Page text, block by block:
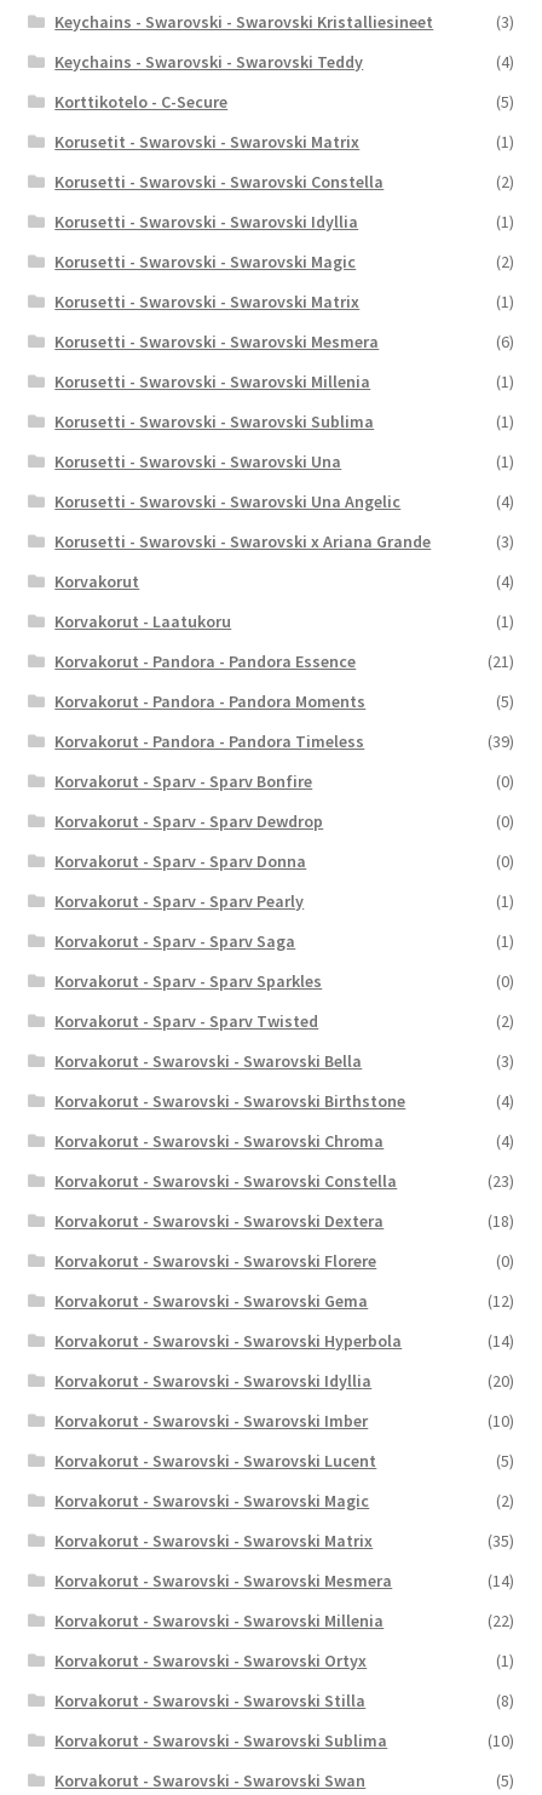
Keychains - Swarovski - Swarovski Kristalliesineet
(3)
Keychains - Swarovski - Swarovski Teddy
(4)
Korttikotelo - C-Secure
(5)
Korusetit - Swarovski - Swarovski Matrix
(1)
Korusetti - Swarovski - Swarovski Constella
(2)
Korusetti - Swarovski - Swarovski Idyllia
(1)
Korusetti - Swarovski - Swarovski Magic
(2)
Korusetti - Swarovski - Swarovski Matrix
(1)
Korusetti - Swarovski - Swarovski Mesmera
(6)
Korusetti - Swarovski - Swarovski Millenia
(1)
Korusetti - Swarovski - Swarovski Sublima
(1)
Korusetti - Swarovski - Swarovski Una
(1)
Korusetti - Swarovski - Swarovski Una Angelic
(4)
Korusetti - Swarovski - Swarovski x Ariana Grande
(3)
Korvakorut
(4)
Korvakorut - Laatukoru
(1)
Korvakorut - Pandora - Pandora Essence
(21)
Korvakorut - Pandora - Pandora Moments
(5)
Korvakorut - Pandora - Pandora Timeless
(39)
Korvakorut - Sparv - Sparv Bonfire
(0)
Korvakorut - Sparv - Sparv Dewdrop
(0)
Korvakorut - Sparv - Sparv Donna
(0)
Korvakorut - Sparv - Sparv Pearly
(1)
Korvakorut - Sparv - Sparv Saga
(1)
Korvakorut - Sparv - Sparv Sparkles
(0)
Korvakorut - Sparv - Sparv Twisted
(2)
Korvakorut - Swarovski - Swarovski Bella
(3)
Korvakorut - Swarovski - Swarovski Birthstone
(4)
Korvakorut - Swarovski - Swarovski Chroma
(4)
Korvakorut - Swarovski - Swarovski Constella
(23)
Korvakorut - Swarovski - Swarovski Dextera
(18)
Korvakorut - Swarovski - Swarovski Florere
(0)
Korvakorut - Swarovski - Swarovski Gema
(12)
Korvakorut - Swarovski - Swarovski Hyperbola
(14)
Korvakorut - Swarovski - Swarovski Idyllia
(20)
Korvakorut - Swarovski - Swarovski Imber
(10)
Korvakorut - Swarovski - Swarovski Lucent
(5)
Korvakorut - Swarovski - Swarovski Magic
(2)
Korvakorut - Swarovski - Swarovski Matrix
(35)
Korvakorut - Swarovski - Swarovski Mesmera
(14)
Korvakorut - Swarovski - Swarovski Millenia
(22)
Korvakorut - Swarovski - Swarovski Ortyx
(1)
Korvakorut - Swarovski - Swarovski Stilla
(8)
Korvakorut - Swarovski - Swarovski Sublima
(10)
Korvakorut - Swarovski - Swarovski Swan
(5)